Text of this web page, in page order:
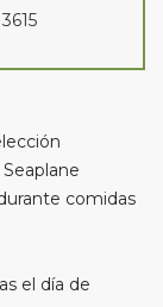
comidas
el día de